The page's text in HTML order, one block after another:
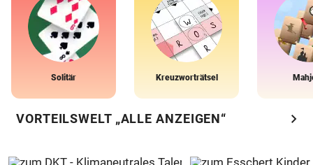
Solitär Kreuzworträtsel
VORTEILSWELT „ALLE ANZEIGEN“ chevron_right